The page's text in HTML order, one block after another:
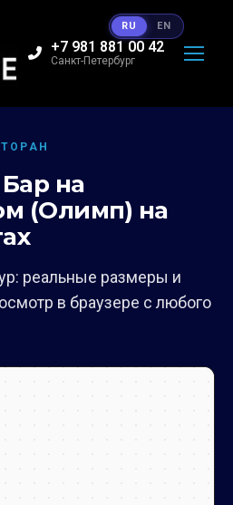
+7 981 881 00 42
Санкт-Петербург
на
(Олимп) на
реальные размеры и
в браузере с любого
RU EN